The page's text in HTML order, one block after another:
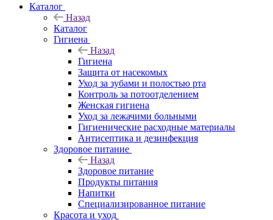
Каталог
Назад
Каталог
Гигиена
Назад
Гигиена
Защита от насекомых
Уход за зубами и полостью рта
Контроль за потоотделением
Женская гигиена
Уход за лежачими больными
Гигиенические расходные материалы
Антисептика и дезинфекция
Здоровое питание
Назад
Здоровое питание
Продукты питания
Напитки
Специализированное питание
Красота и уход